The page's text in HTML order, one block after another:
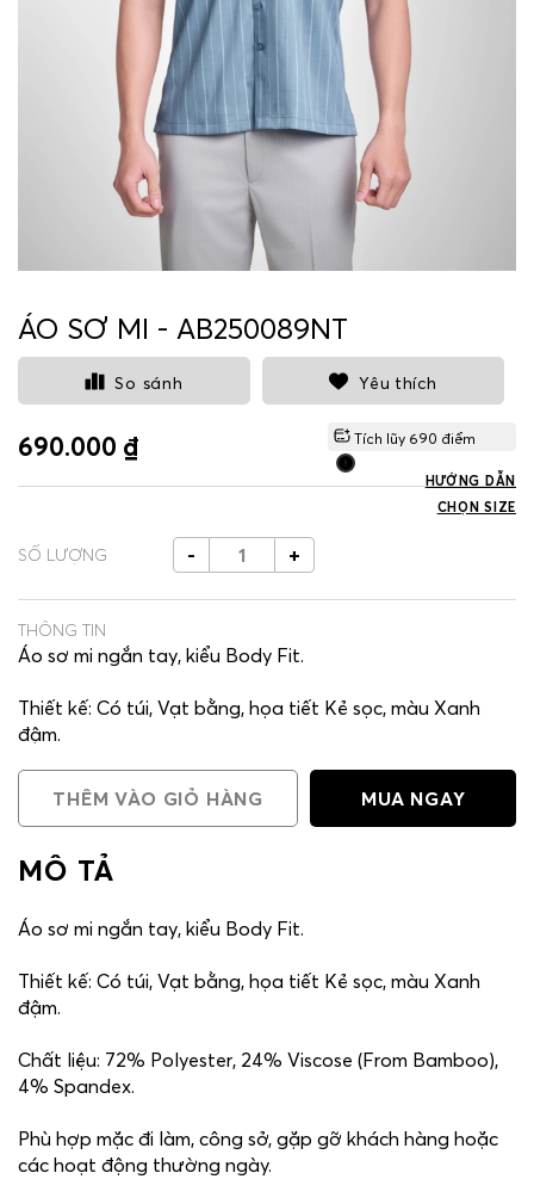
ÁO SƠ MI - AB250089NT
So sánh Yêu thích
690.000 ₫ Tích lũy 690 điểm
HƯỚNG DẪN
CHỌN SIZE
SỐ LƯỢNG - +
THÔNG TIN
Áo sơ mi ngắn tay, kiểu Body Fit.
Thiết kế: Có túi, Vạt bằng, họa tiết Kẻ sọc, màu Xanh
đậm.
Chất liệu: 72% Polyester, 24% Viscose (From Bamboo),
4% Spandex.
Phù hợp mặc đi làm, công sở, gặp gỡ khách hàng hoặc
THÊM VÀO GIỎ HÀNG MUA NGAY
MÔ TẢ
Áo sơ mi ngắn tay, kiểu Body Fit.
Thiết kế: Có túi, Vạt bằng, họa tiết Kẻ sọc, màu Xanh
đậm.
Chất liệu: 72% Polyester, 24% Viscose (From Bamboo),
4% Spandex.
Phù hợp mặc đi làm, công sở, gặp gỡ khách hàng hoặc
các hoạt động thường ngày.